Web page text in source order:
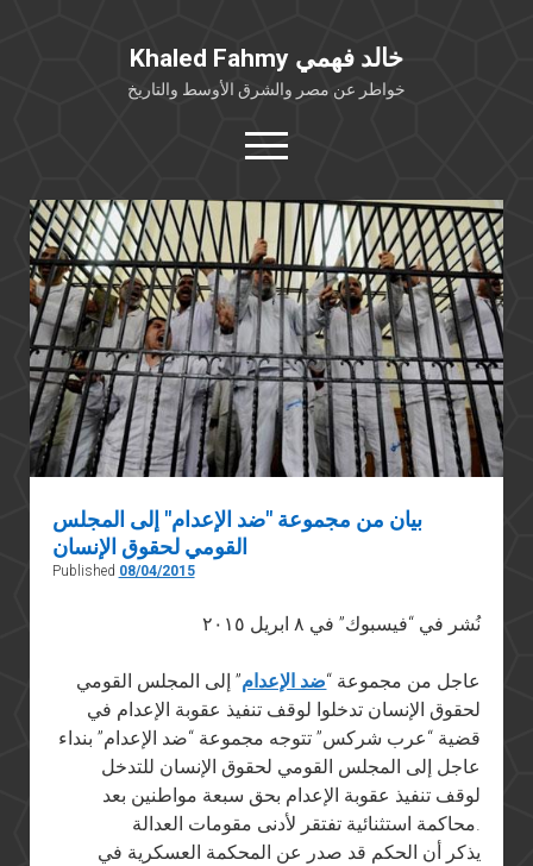
Khaled Fahmy خالد فهمي
خواطر عن مصر والشرق الأوسط والتاريخ
open
menu
twitterfacebook
خلفية شخصية
كتابات أكاديمية
مقالات صحافية
بوستات من فيسبوك
مقابلات في الإعلام
Languages
بيان من مجموعة "ضد الإعدام" إلى المجلس
القومي لحقوق الإنسان
Published 08/04/2015
نُشر في “فيسبوك” في ٨ ابريل ٢٠١٥
عاجل من مجموعة “ضد الإعدام” إلى المجلس القومي
لحقوق الإنسان تدخلوا لوقف تنفيذ عقوبة الإعدام في
قضية “عرب شركس” تتوجه مجموعة “ضد الإعدام” بنداء
عاجل إلى المجلس القومي لحقوق الإنسان للتدخل
لوقف تنفيذ عقوبة الإعدام بحق سبعة مواطنين بعد
يذكر أن الحكم قد صدر عن المحكمة العسكرية في